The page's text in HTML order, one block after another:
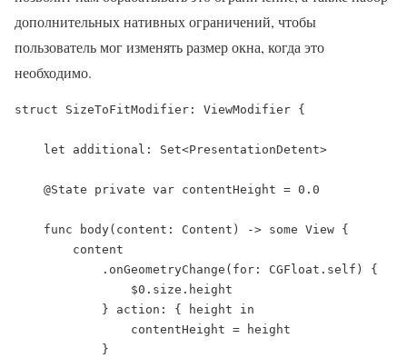
дополнительных нативных ограничений, чтобы
пользователь мог изменять размер окна, когда это
необходимо.
struct SizeToFitModifier: ViewModifier {